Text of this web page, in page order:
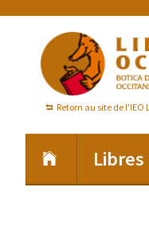
primary
navigation
content
Retorn au site de l'IEO
Libres